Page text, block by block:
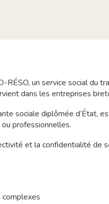
RÉSO, un service social
dans les entreprises
sociale diplômée d’État,
professionnelles.
et la confidentialité de